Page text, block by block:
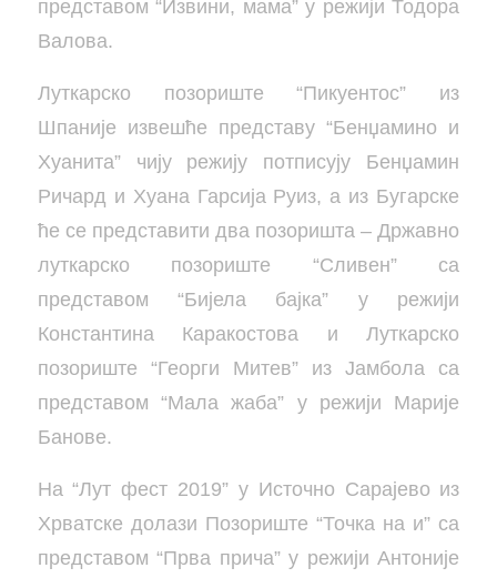
представом “Извини, мама” у режији Тодора
Валова.
Луткарско позориште “Пикуентос” из
Шпаније извешће представу “Бенџамино и
Хуанита” чију режију потписују Бенџамин
Ричард и Хуана Гарсија Руиз, а из Бугарске
ће се представити два позоришта – Државно
луткарско позориште “Сливен” са
представом “Бијела бајка” у режији
Константина Каракостова и Луткарско
позориште “Георги Митев” из Јамбола са
представом “Мала жаба” у режији Марије
Банове.
На “Лут фест 2019” у Источно Сарајево из
Хрватске долази Позориште “Точка на и” са
представом “Прва прича” у режији Антоније